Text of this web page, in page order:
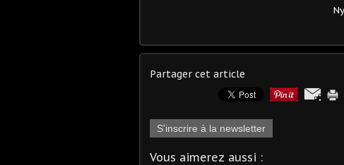
Partager cet article
S'inscrire à la newsletter
Vous aimerez aussi :